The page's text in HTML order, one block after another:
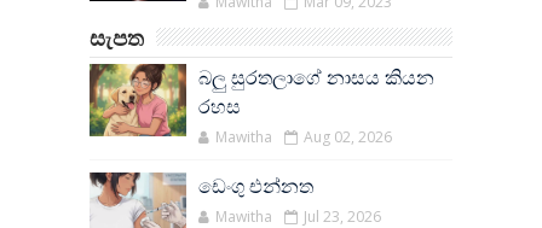
සැපත
බලු සුරතලාගේ නාසය කියන
රහස
Mawitha Aug 02, 2026
ඩෙංගු එන්නත
Mawitha Jul 23, 2026